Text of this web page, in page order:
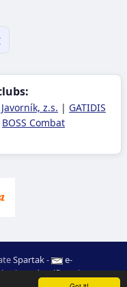
Javorník, z.s. | GATIDIS
BOSS Combat
Spartak-
e-
| Identifiant|RSS